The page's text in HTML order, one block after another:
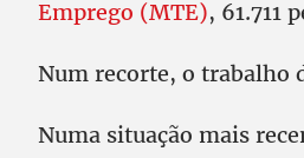
Emprego (MTE), 61.711
Num recorte, o trabalho
Numa situação mais